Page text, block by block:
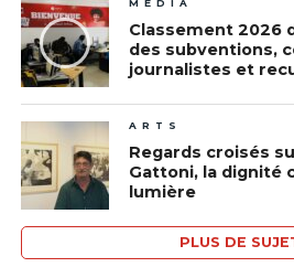
MÉDIA
Classement 2026
des subventions,
journalistes et
ARTS
Regards croisés
Gattoni, la dignité
lumière
PLUS DE